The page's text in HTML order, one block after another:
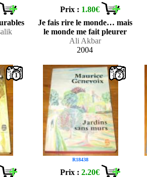
Prix : 1.80€
Je fais rire le monde… mais
le monde me fait pleurer
Ali Akbar
2004
1
R18438
2
Prix :2.20€